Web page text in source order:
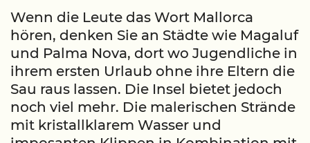
Wenn die Leute das Wort Mallorca
hören, denken Sie an Städte wie Magaluf
und Palma Nova, dort wo Jugendliche in
ihrem ersten Urlaub ohne ihre Eltern die
Sau raus lassen. Die Insel bietet jedoch
noch viel mehr. Die malerischen Strände
mit kristallklarem Wasser und